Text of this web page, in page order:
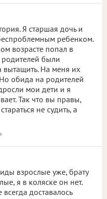
Я старшая дочь и
ребенком.
возрасте попал в
были
вытащить. На меня их
обида на родителей
мои дети и я
Так что вы правы,
не судить, а
взрослые уже, брату
я в коляске он нет.
доставалось